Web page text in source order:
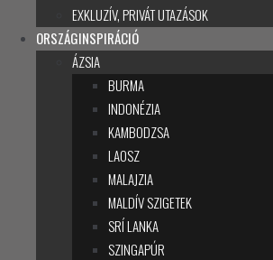
EXKLUZÍV, PRIVÁT UTAZÁSOK
ORSZÁGINSPIRÁCIÓ
ÁZSIA
BURMA
INDONÉZIA
KAMBODZSA
LAOSZ
MALAJZIA
MALDÍV SZIGETEK
SRÍ LANKA
SZINGAPÚR